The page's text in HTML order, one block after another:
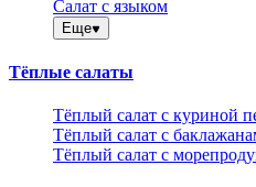
Салат с языком
Еще
Тёплые салаты
Тёплый салат с куриной
Тёплый салат с
Тёплый салат с